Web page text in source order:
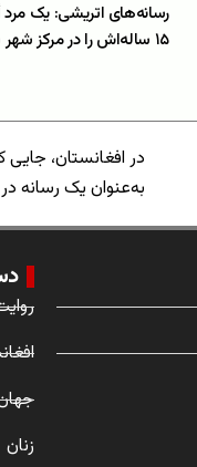
رسانه‌های اتریشی: یک مرد
۱۵ ساله‌اش را در مرکز شهر با چاقو زخمی کرد
در افغانستان،
به‌عنوان یک رسانه
زنان